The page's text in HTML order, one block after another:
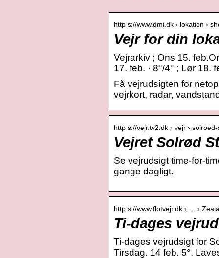
http s://www.dmi.dk › lokation ›
Vejr for din
Vejrarkiv ; Ons 15.
17. feb. · 8°/4° ; Lør 18.
Få vejrudsigten for
vejrkort, radar,
http s://vejr.tv2.dk › vejr ›
Vejret Solrød
Se vejrudsigt time-for-
gange dagligt.
http s://www.flotvejr.dk › … ›
Ti-dages
Ti-dages vejrudsigt for
Tirsdag. 14 feb. 5°.